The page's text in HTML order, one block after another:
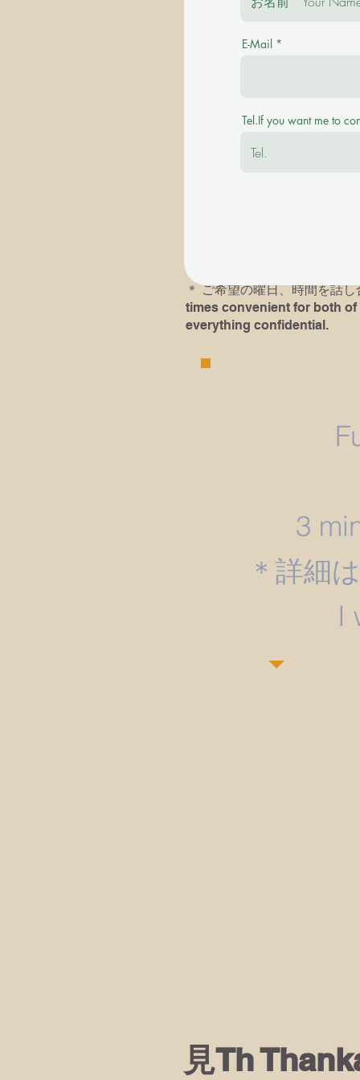
＊その後に有料の体験レッ
available with a fee.
す。If you or your child(
＊​ ご希望の曜日、時間を話
times convenient for both of
everything confidential.
E-Mail
Tel.If you want me to
3
＊詳細
​I
見Th